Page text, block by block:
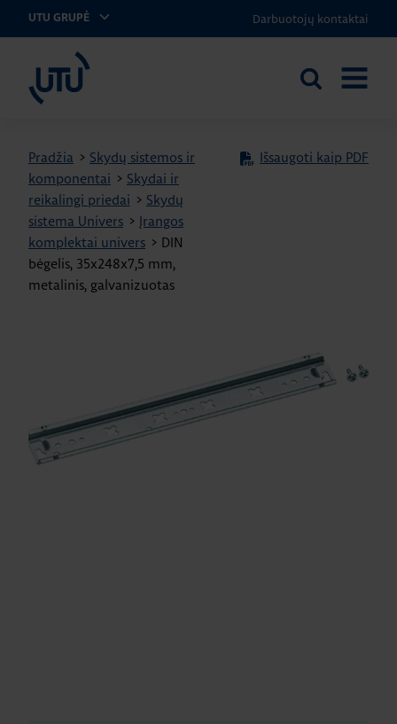
UTU GRUPĖ Darbuotojų kontaktai
UTU Lithuania
Ieškoti
Pradžia > Skydų sistemos ir
komponentai > Skydai ir
reikalingi priedai > Skydų
sistema Univers > Įrangos
komplektai univers > DIN
bėgelis, 35x248x7,5 mm,
metalinis, galvanizuotas
Išsaugoti kaip PDF